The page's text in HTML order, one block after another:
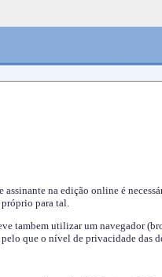
assinante na edição online é
para tal.
tambem utilizar um navegador
que o nível de privacidade das